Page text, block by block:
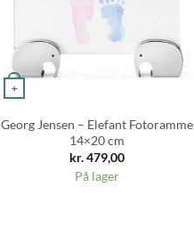
+
Georg Jensen – Elefant Fotoramme
14×20 cm
kr.479,00
På lager